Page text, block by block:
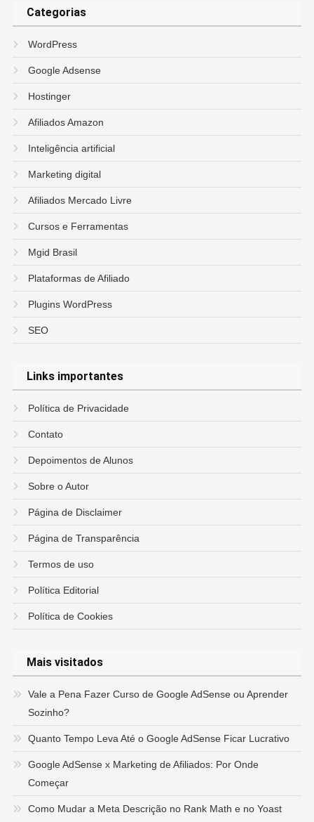
Categorias
WordPress
Google Adsense
Hostinger
Afiliados Amazon
Inteligência artificial
Marketing digital
Afiliados Mercado Livre
Cursos e Ferramentas
Mgid Brasil
Plataformas de Afiliado
Plugins WordPress
SEO
Links importantes
Política de Privacidade
Contato
Depoimentos de Alunos
Sobre o Autor
Página de Disclaimer
Página de Transparência
Termos de uso
Política Editorial
Política de Cookies
Mais visitados
Vale a Pena Fazer Curso de Google AdSense ou Aprender
Sozinho?
Quanto Tempo Leva Até o Google AdSense Ficar Lucrativo
Google AdSense x Marketing de Afiliados: Por Onde
Começar
Como Mudar a Meta Descrição no Rank Math e no Yoast